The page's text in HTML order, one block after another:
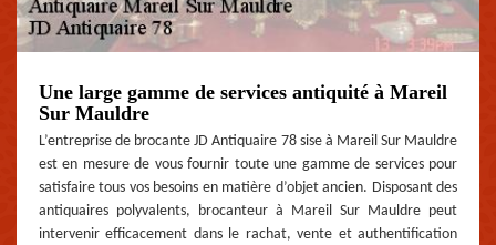
Une large gamme de services antiquité à Mareil
Sur Mauldre
L’entreprise de brocante JD Antiquaire 78 sise à Mareil Sur Mauldre
est en mesure de vous fournir toute une gamme de services pour
satisfaire tous vos besoins en matière d’objet ancien. Disposant des
antiquaires polyvalents, brocanteur à Mareil Sur Mauldre peut
intervenir efficacement dans le rachat, vente et authentification